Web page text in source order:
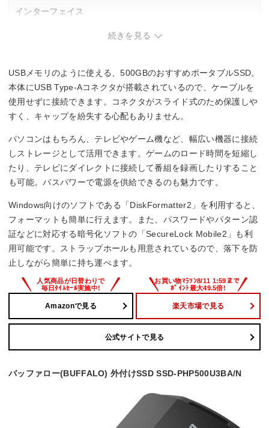
インターフェイス
―
読込速度
430 MB/s
書込速度
―
続きを見る
USBメモリのように使える、500GBのおすすめポータブルSSD。
本体にUSB Type-Aコネクタが搭載されているので、ケーブルを
使用せずに接続できます。コネクタがスライド式のため保護しや
すく、キャップを紛失する心配もありません。
パソコンはもちろん、テレビやゲーム機など、幅広い機器に接続
しストレージとして活用できます。ゲームのロード時間を短縮し
たり、テレビにダイレクトに接続して番組を録画したりすること
も可能。バスパワーで電源を供給できるのも魅力です。
Windows向けのソフトである「DiskFormatter2」を利用すると、
フォーマットも簡単に行えます。また、パスワードやパターン認
証などに対応する暗号化ソフトの「SecureLock Mobile2」も利
用可能です。ストラップホールも用意されているので、落下を防
止しながら簡単に持ち運べます。
Amazonで見る 楽天市場で見る
公式サイトで見る
バッファロー(BUFFALO) 外付けSSD SSD-PHP500U3BA/N